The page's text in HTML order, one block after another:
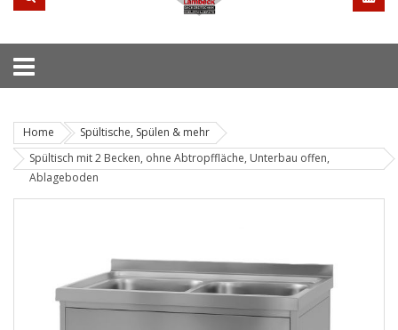
Home
Spültische, Spülen & mehr
Spültisch mit 2 Becken, ohne Abtropffläche, Unterbau offen,
Ablageboden